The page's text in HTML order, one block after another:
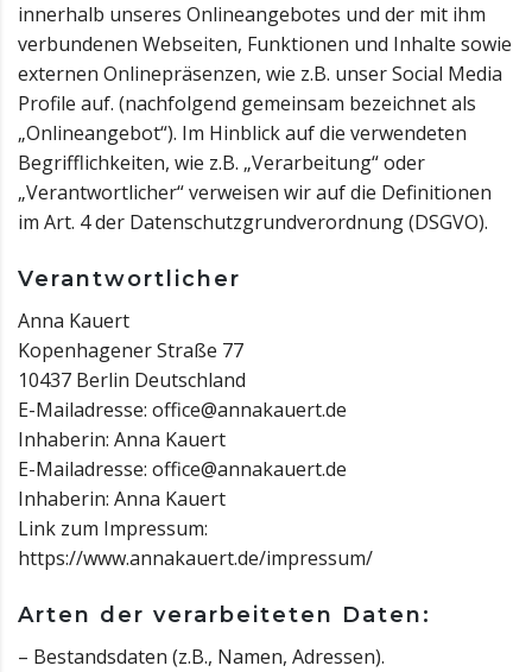
innerhalb unseres Onlineangebotes und der mit ihm
verbundenen Webseiten, Funktionen und Inhalte sowie
externen Onlinepräsenzen, wie z.B. unser Social Media
Profile auf. (nachfolgend gemeinsam bezeichnet als
„Onlineangebot“). Im Hinblick auf die verwendeten
Begrifflichkeiten, wie z.B. „Verarbeitung“ oder
„Verantwortlicher“ verweisen wir auf die Definitionen
im Art. 4 der Datenschutzgrundverordnung (DSGVO).
Verantwortlicher
Anna Kauert
Kopenhagener Straße 77
10437 Berlin Deutschland
E-Mailadresse: office@annakauert.de
Inhaberin: Anna Kauert
E-Mailadresse: office@annakauert.de
Inhaberin: Anna Kauert
Link zum Impressum:
https://www.annakauert.de/impressum/
Arten der verarbeiteten Daten:
– Bestandsdaten (z.B., Namen, Adressen).